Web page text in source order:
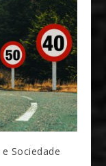
Sociedade